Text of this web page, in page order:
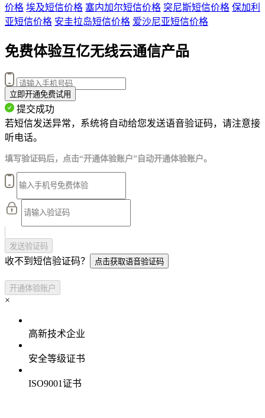
价格 埃及短信价格 塞内加尔短信价格 突尼斯短信价格 保加利
亚短信价格 安圭拉岛短信价格 爱沙尼亚短信价格
免费体验互亿无线云通信产品
立即开通免费试用
提交成功
若短信发送异常，系统将自动给您发送语音验证码，请注意接
听电话。
填写验证码后，点击“开通体验账户”自动开通体验账户。
发送验证码
收不到短信验证码？ 点击获取语音验证码
开通体验账户
×
高新技术企业
安全等级证书
ISO9001证书